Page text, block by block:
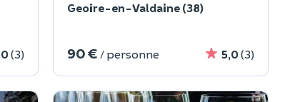
(3)
Geoire-en-Valdaine (38)
90 € / personne 5,0(3)